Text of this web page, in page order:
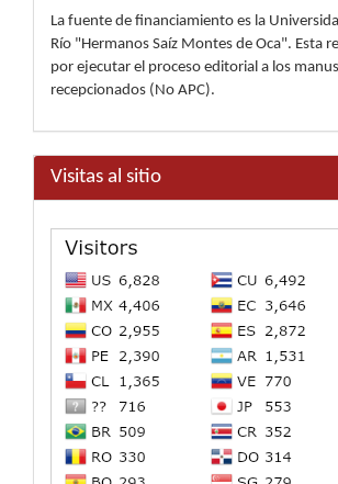
La fuente de financiamiento es la
Río "Hermanos Saíz Montes de Oca". Esta
por ejecutar el proceso editorial a los
recepcionados (No APC).
Visitas al sitio